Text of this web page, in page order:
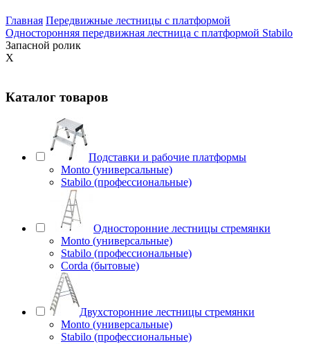
Главная Передвижные лестницы с платформой
Односторонняя передвижная лестница с платформой Stabilo
Запасной ролик
X
Каталог товаров
Подставки и рабочие платформы
Monto (универсальные)
Stabilo (профессиональные)
Односторонние лестницы стремянки
Monto (универсальные)
Stabilo (профессиональные)
Corda (бытовые)
Двухсторонние лестницы стремянки
Monto (универсальные)
Stabilo (профессиональные)